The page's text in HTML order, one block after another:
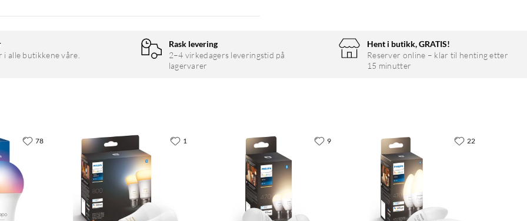
i alle butikkene våre.
Rask levering
2–4 virkedagers leveringstid på
lagervarer
Hent i butikk, GRATIS!
Reserver online – klar til henting etter
15 minutter
78 1 9 22